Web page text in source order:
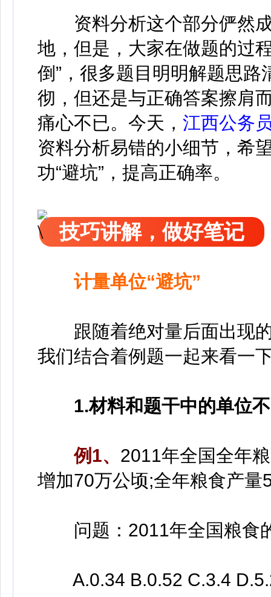
资料分析这个部分俨然
地，但是，大家在做题的过
倒”，很多题目明明解题思
彻，但还是与正确答案擦肩
痛心不已。今天， 江西公务
资料分析易错的小细节，希
功“避坑”，提高正确率。
技巧讲解，做好笔记
计量单位“避坑”
跟随着绝对量后面出现的
我们结合着例题一起来看一
1.材料和题干中的单位
例1、 2011年全国全年
增加70万公顷;全年粮食产
问题：2011年全国粮食
A.0.34 B.0.52 C.3.4